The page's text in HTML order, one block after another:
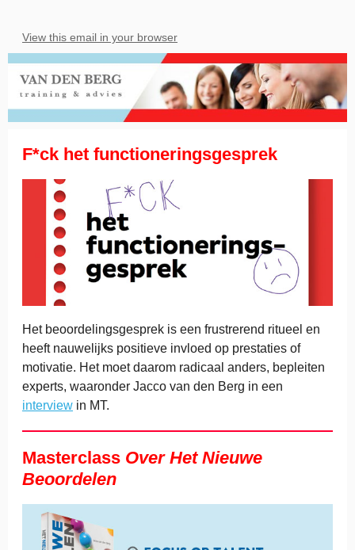
View this email in your browser
F*ck het functioneringsgesprek
Het beoordelingsgesprek is een frustrerend ritueel en
heeft nauwelijks positieve invloed op prestaties of
motivatie. Het moet daarom radicaal anders, bepleiten
experts, waaronder Jacco van den Berg in een
interview in MT.
Masterclass Over Het Nieuwe
Beoordelen